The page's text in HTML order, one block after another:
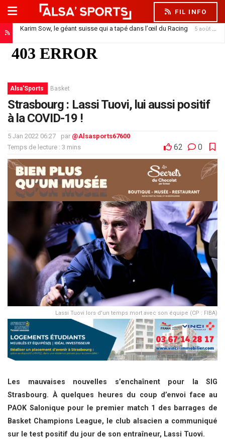
FIL INFO
Karim Sow, le géant suisse qui a tapé dans l’œil du Racing 5 août 2026
Alsa'Sports Basket
Strasbourg : Lassi Tuovi, lui aussi positif
à la COVID-19 !
5 Jan 2022 06:27 par @Alsasports67600
Temps de lecture : 3 mins
62 0
Lassi Tuovi lors d'un temps mort avec son équipe (CP : FIBA)
Les mauvaises nouvelles s’enchaînent pour la SIG
Strasbourg. À quelques heures du coup d’envoi face au
PAOK Salonique pour le premier match 1 des barrages de
Basket Champions League, le club alsacien a communiqué
sur le test positif du jour de son entraîneur, Lassi Tuovi.